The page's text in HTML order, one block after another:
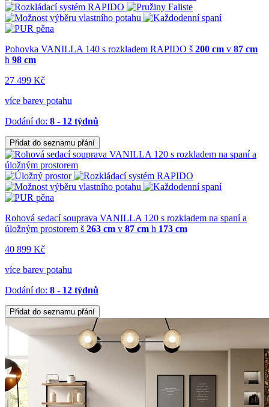
Pohovka VANILLA 140 s rozkladem RAPIDO š 200 cm v 87 cm
h 98 cm
27 499 Kč
více barev potahu
Dodání do: 8 - 12 týdnů
Přidat do seznamu přání
Rohová sedací souprava VANILLA 120 s rozkladem na spaní a
úložným prostorem š 263 cm v 87 cm h 173 cm
40 899 Kč
více barev potahu
Dodání do: 8 - 12 týdnů
Přidat do seznamu přání